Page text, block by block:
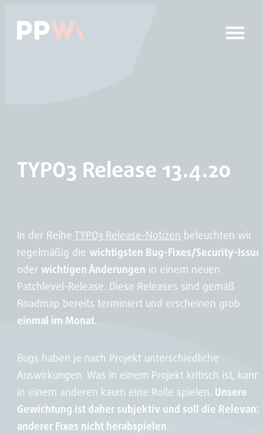
TYPO3 Release 13.4.20
In der Reihe TYPO3 Release-Notizen beleuchten wir
regelmäßig die wichtigsten Bug-Fixes/Security-
oder wichtigen Änderungen in einem neuen
Patchlevel-Release. Diese Releases sind gemäß
Roadmap bereits terminiert und erscheinen grob
einmal im Monat.
Bugs haben je nach Projekt unterschiedliche
Auswirkungen. Was in einem Projekt kritisch ist, kann
in einem anderen kaum eine Rolle spielen. Unsere
Gewichtung ist daher subjektiv und soll die Relevanz
anderer Fixes nicht herabspielen.